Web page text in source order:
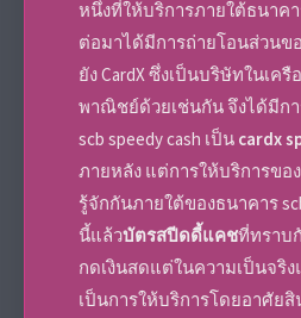
หนึ่งที่ให้บริการภายใต้ธนาค
ต่อมาได้มีการถ่ายโอนส่วนข
ยัง CardX ซึ่งเป็นบริษัทในเค
พาณิชย์ด้วยเช่นกัน จึงได้มีก
scb speedy cash เป็น cardx
ภายหลัง แต่การให้บริการของ
รู้จักกันภายใต้ของธนาคาร
นี้แล้วบัตรสปีดดี้แคชที่ทราบ
กดเงินสดแต่ในความเป็นจริง
เป็นการให้บริการโดยอาศัยสิ